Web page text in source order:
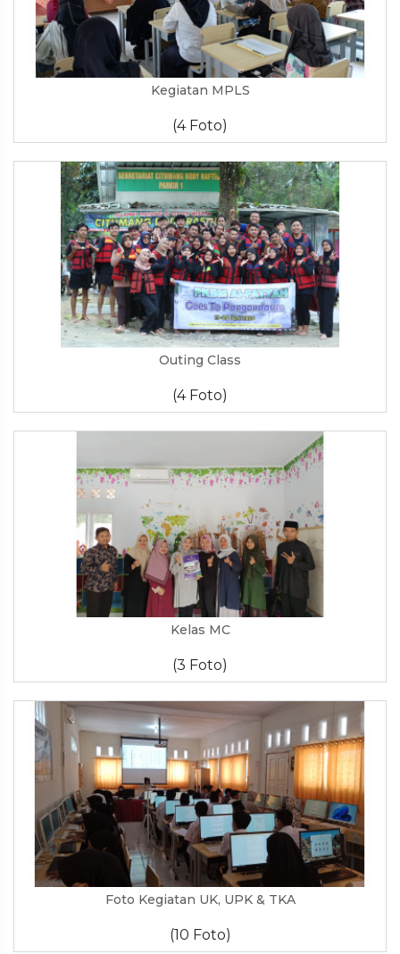
Kegiatan MPLS
(4 Foto)
Outing Class
(4 Foto)
Kelas MC
(3 Foto)
Foto Kegiatan UK, UPK & TKA
(10 Foto)